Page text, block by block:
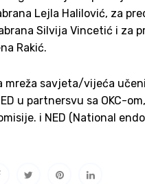
Lejla Halilović, za
Silvija Vincetić i za
Rakić.
mreža savjeta/vijeća
u partnersvu sa OKC-
i NED (National